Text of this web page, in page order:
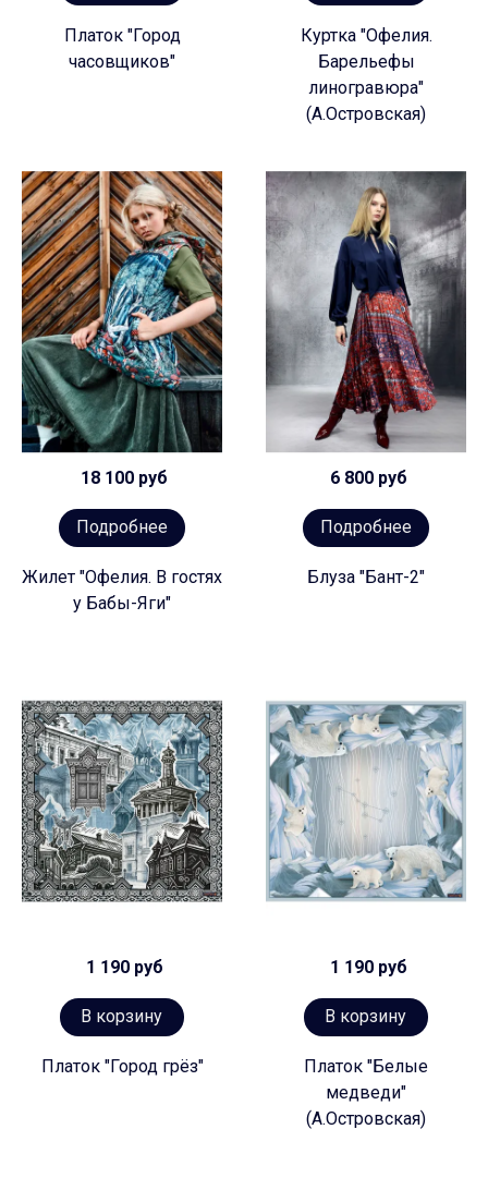
Платок "Город
часовщиков"
Куртка "Офелия.
Барельефы
линогравюра"
(А.Островская)
18 100 руб
Подробнее
Жилет "Офелия. В гостях
у Бабы-Яги"
6 800 руб
Подробнее
Блуза "Бант-2"
1 190 руб
В корзину
Платок "Город грёз"
1 190 руб
В корзину
Платок "Белые
медведи"
(А.Островская)